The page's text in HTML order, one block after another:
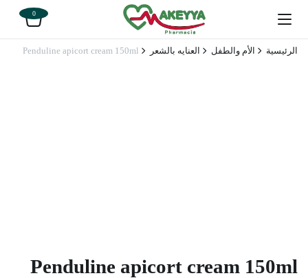
0
الرئيسية الأم والطفل العنايه بالشعر Penduline apicort cream 150ml
Penduline apicort cream 150ml